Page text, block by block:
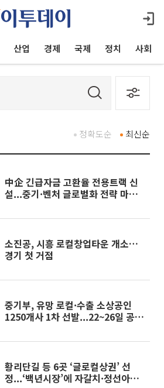
산업 경제 국제 정치 사회
최신순
정확도순
中企 긴급자금 고환율 전용트랙 신
설...중기·벤처 글로벌화 전략 마련
소진공, 시흥 로컬창업타운 개소…
경기 첫 거점
중기부, 유망 로컬·수출 소상공인
1250개사 1차 선발...22~26일 공개
황리단길 등 6곳 ‘글로컬상권’ 선
정...‘백년시장’에 자갈치·정선아리